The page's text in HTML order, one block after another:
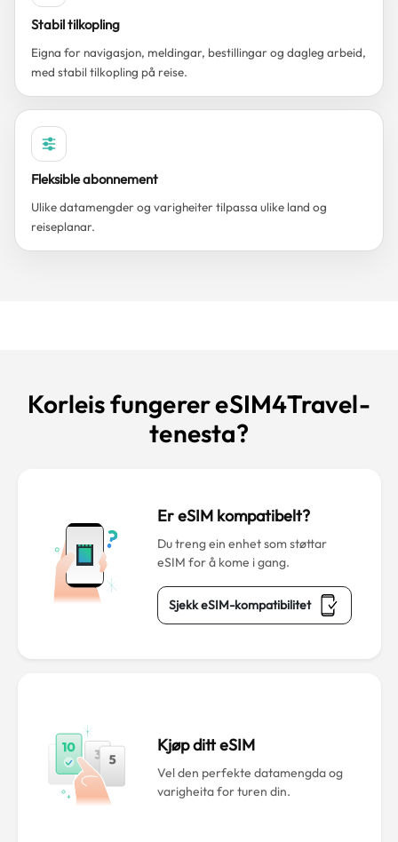
Stabil tilkopling
Eigna for navigasjon, meldingar, bestillingar og dagleg arbeid,
med stabil tilkopling på reise.
Fleksible abonnement
Ulike datamengder og varigheiter tilpassa ulike land og
reiseplanar.
Korleis fungerer eSIM4Travel-
tenesta?
Er eSIM kompatibelt?
Du treng ein enhet som støttar
eSIM for å kome i gang.
Sjekk eSIM-kompatibilitet
Kjøp ditt eSIM
Vel den perfekte datamengda og
varigheita for turen din.